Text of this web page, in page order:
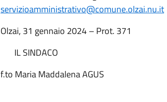
servizioamministrativo@comune.olzai.nu.it
Olzai, 31 gennaio 2024 – Prot. 371
IL SINDACO
f.to Maria Maddalena AGUS